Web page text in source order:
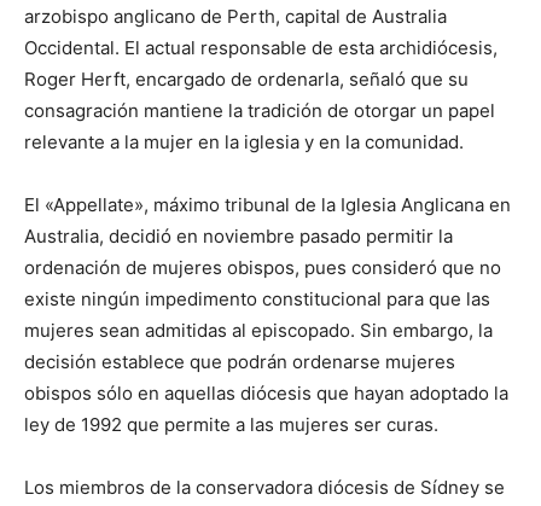
arzobispo anglicano de Perth, capital de Australia
Occidental. El actual responsable de esta archidiócesis,
Roger Herft, encargado de ordenarla, señaló que su
consagración mantiene la tradición de otorgar un papel
relevante a la mujer en la iglesia y en la comunidad.
El «Appellate», máximo tribunal de la Iglesia Anglicana en
Australia, decidió en noviembre pasado permitir la
ordenación de mujeres obispos, pues consideró que no
existe ningún impedimento constitucional para que las
mujeres sean admitidas al episcopado. Sin embargo, la
decisión establece que podrán ordenarse mujeres
obispos sólo en aquellas diócesis que hayan adoptado la
ley de 1992 que permite a las mujeres ser curas.
Los miembros de la conservadora diócesis de Sídney se